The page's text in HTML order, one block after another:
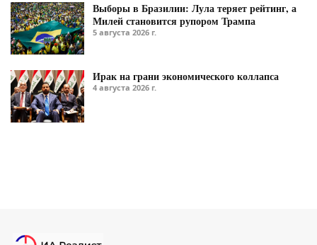
Выборы в Бразилии: Лула теряет рейтинг, а
Милей становится рупором Трампа
5 августа 2026 г.
Ирак на грани экономического коллапса
4 августа 2026 г.